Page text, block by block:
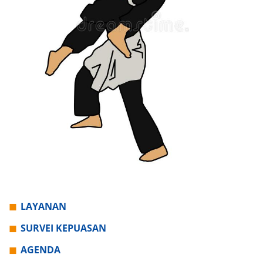
LAYANAN
SURVEI KEPUASAN
AGENDA